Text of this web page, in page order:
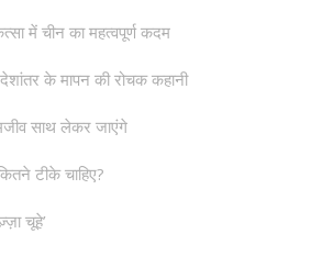
में चीन का महत्वपूर्ण कदम
के मापन की रोचक कहानी
साथ लेकर जाएंगे
टीके चाहिए?
चूहे’